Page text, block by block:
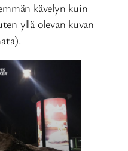
kävelyn kuin
yllä olevan kuvan